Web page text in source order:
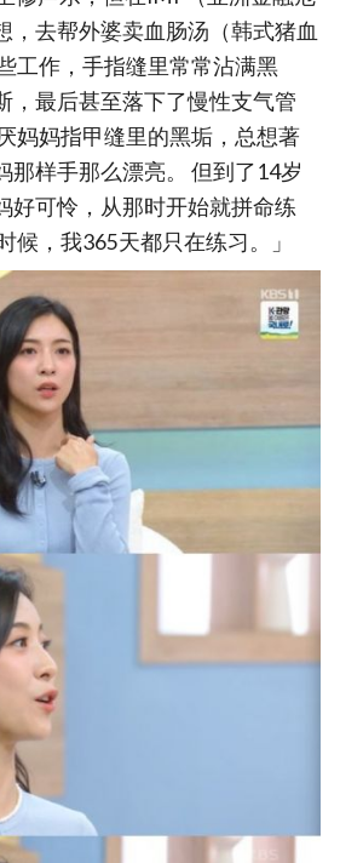
，去帮外婆卖血肠汤（韩式猪血
工作，手指缝里常常沾满黑
，最后甚至落下了慢性支气管
妈妈指甲缝里的黑垢，总想著
那样手那么漂亮。 但到了14岁
好可怜，从那时开始就拼命练
候，我365天都只在练习。」